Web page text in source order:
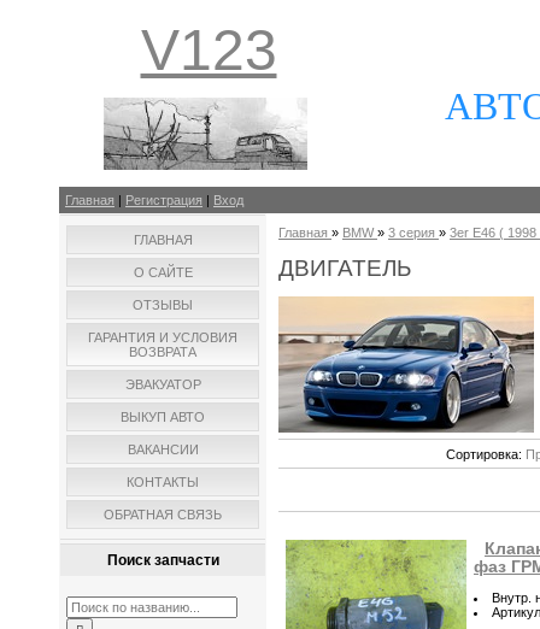
V123
Главная | Регистрация | Вход
ГЛАВНАЯ
О САЙТЕ
ОТЗЫВЫ
ГАРАНТИЯ И УСЛОВИЯ
ВОЗВРАТА
ЭВАКУАТОР
ВЫКУП АВТО
ВАКАНСИИ
КОНТАКТЫ
ОБРАТНАЯ СВЯЗЬ
Поиск запчасти
Главная » BMW » 3 серия » 3er E46 ( 1998
ДВИГАТЕЛЬ
Сортировка:
фаз
Внутр.
Артикул